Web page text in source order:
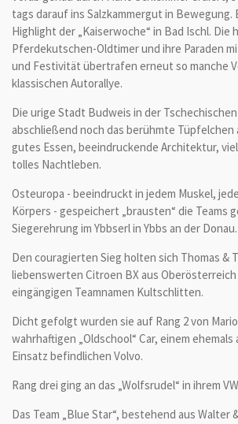
tags darauf ins Salzkammergut in Bewegung.
Highlight der „Kaiserwoche“ in Bad Ischl. Die
Pferdekutschen-Oldtimer und ihre Paraden
und Festivität übertrafen erneut so manche
klassischen Autorallye.
Die urige Stadt Budweis in der
abschließend noch das berühmte Tüpfelchen
gutes Essen, beeindruckende Architektur,
tolles Nachtleben.
Osteuropa - beeindruckt in jedem Muskel,
Körpers - gespeichert „brausten“ die Teams
Siegerehrung im Ybbserl in Ybbs an der Donau.
Den couragierten Sieg holten sich Thomas &
liebenswerten Citroen BX aus Oberösterreich
eingängigen Teamnamen Kultschlitten.
Dicht gefolgt wurden sie auf Rang 2 von
wahrhaftigen „Oldschool“ Car, einem
Einsatz befindlichen Volvo.
Rang drei ging an das „Wolfsrudel“ in ihrem
Das Team „Blue Star“, bestehend aus Walter